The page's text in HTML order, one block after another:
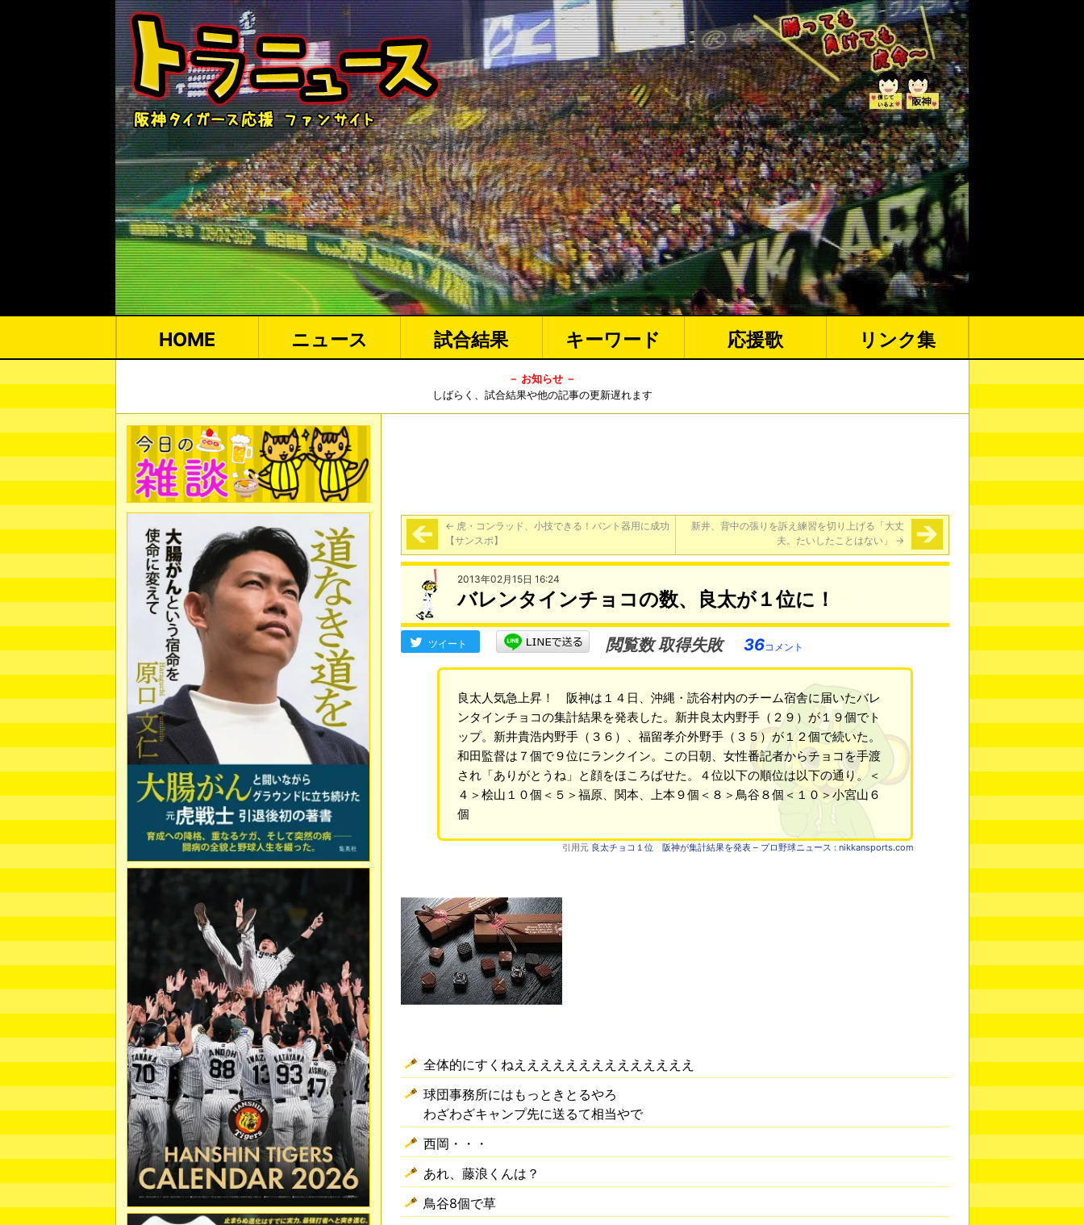
HOME ニュース 試合結果 キーワード 応援歌 リンク集
－ お知らせ －
しばらく、試合結果や他の記事の更新遅れます
← 虎・コンラッド、小技できる！バント器用に成功
【サンスポ】
新井、背中の張りを訴え練習を切り上げる「大丈
夫。たいしたことはない」 →
2013年02月15日 16:24
バレンタインチョコの数、良太が１位に！
ツイート 閲覧数 取得失敗 36コメント
良太人気急上昇！ 阪神は１４日、沖縄・読谷村内のチーム宿舎に届いたバレ
ンタインチョコの集計結果を発表した。新井良太内野手（２９）が１９個でト
ップ。新井貴浩内野手（３６）、福留孝介外野手（３５）が１２個で続いた。
和田監督は７個で９位にランクイン。この日朝、女性番記者からチョコを手渡
され「ありがとうね」と顔をほころばせた。４位以下の順位は以下の通り。＜
４＞桧山１０個＜５＞福原、関本、上本９個＜８＞鳥谷８個＜１０＞小宮山６
個
引用元 良太チョコ１位 阪神が集計結果を発表 – プロ野球ニュース : nikkansports.com
全体的にすくねええええええええええええええ
球団事務所にはもっときとるやろ
わざわざキャンプ先に送るて相当やで
西岡・・・
あれ、藤浪くんは？
鳥谷8個で草